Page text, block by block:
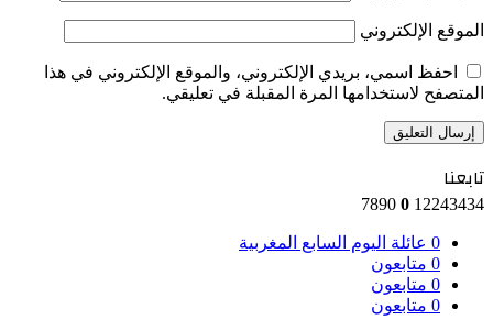
الموقع الإلكتروني
احفظ اسمي، بريدي الإلكتروني، والموقع الإلكتروني في هذا
المتصفح لاستخدامها المرة المقبلة في تعليقي.
تابعنا
12243434
0
0 عائلة اليوم السابع المغربية
0 متابعون
0 متابعون
0 متابعون